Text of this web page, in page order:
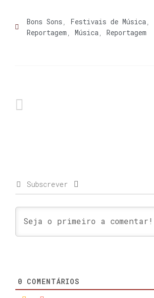
Bons Sons Festivais de Música
Reportagem
Música Reportagem
Subscrever
0 COMENTÁRIOS